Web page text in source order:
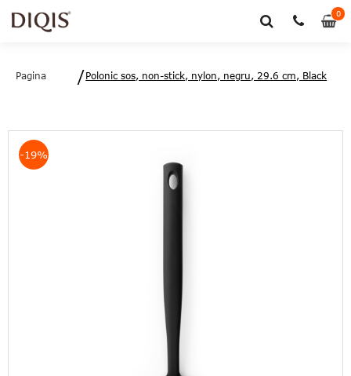
00
Pagina
Polonic sos, non-stick, nylon, negru, 29.6 cm, Black
-19%